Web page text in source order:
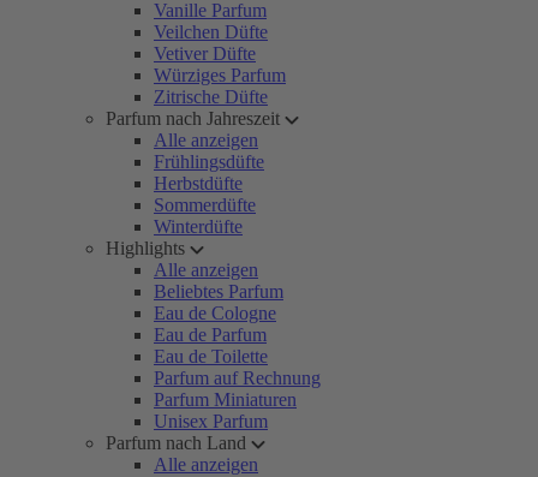
Vanille Parfum
Veilchen Düfte
Vetiver Düfte
Würziges Parfum
Zitrische Düfte
Parfum nach Jahreszeit
Alle anzeigen
Frühlingsdüfte
Herbstdüfte
Sommerdüfte
Winterdüfte
Highlights
Alle anzeigen
Beliebtes Parfum
Eau de Cologne
Eau de Parfum
Eau de Toilette
Parfum auf Rechnung
Parfum Miniaturen
Unisex Parfum
Parfum nach Land
Alle anzeigen